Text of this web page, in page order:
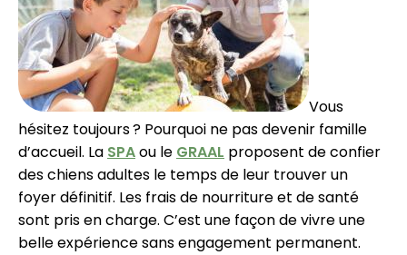
Vous
hésitez toujours ? Pourquoi ne pas devenir famille
d’accueil. La SPAou le GRAAL proposent de confier
des chiens adultes le temps de leur trouver un
foyer définitif. Les frais de nourriture et de santé
sont pris en charge. C’est une façon de vivre une
belle expérience sans engagement permanent.